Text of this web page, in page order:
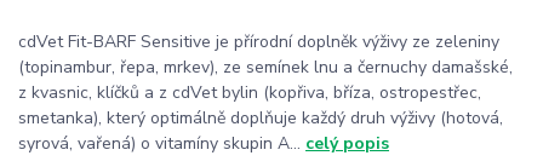
cdVet Fit-BARF Sensitive je přírodní doplněk výživy ze zeleniny
(topinambur, řepa, mrkev), ze semínek lnu a černuchy damašské,
z kvasnic, klíčků a z cdVet bylin (kopřiva, bříza, ostropestřec,
smetanka), který optimálně doplňuje každý druh výživy (hotová,
syrová, vařená) o vitamíny skupin A... celý popis